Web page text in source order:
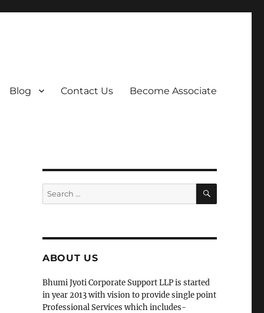
Blog Contact Us Become Associate
Search
for:
SEARCH
ABOUT US
Bhumi Jyoti Corporate Support LLP is started
in year 2013 with vision to provide single point
Professional Services which includes-